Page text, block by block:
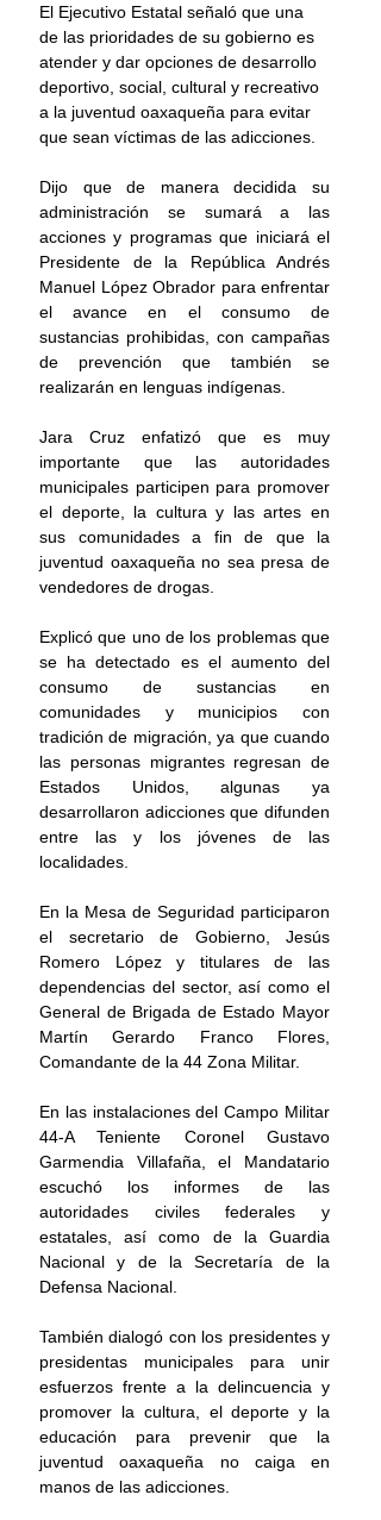
El Ejecutivo Estatal señaló que una
de las prioridades de su gobierno es
atender y dar opciones de desarrollo
deportivo, social, cultural y recreativo
a la juventud oaxaqueña para evitar
que sean víctimas de las adicciones.
Dijo que de manera decidida su
administración se sumará a las
acciones y programas que iniciará el
Presidente de la República Andrés
Manuel López Obrador para enfrentar
el avance en el consumo de
sustancias prohibidas, con campañas
de prevención que también se
realizarán en lenguas indígenas.
Jara Cruz enfatizó que es muy
importante que las autoridades
municipales participen para promover
el deporte, la cultura y las artes en
sus comunidades a fin de que la
juventud oaxaqueña no sea presa de
vendedores de drogas.
Explicó que uno de los problemas que
se ha detectado es el aumento del
consumo de sustancias en
comunidades y municipios con
tradición de migración, ya que cuando
las personas migrantes regresan de
Estados Unidos, algunas ya
desarrollaron adicciones que difunden
entre las y los jóvenes de las
localidades.
En la Mesa de Seguridad participaron
el secretario de Gobierno, Jesús
Romero López y titulares de las
dependencias del sector, así como el
General de Brigada de Estado Mayor
Martín Gerardo Franco Flores,
Comandante de la 44 Zona Militar.
En las instalaciones del Campo Militar
44-A Teniente Coronel Gustavo
Garmendia Villafaña, el Mandatario
escuchó los informes de las
autoridades civiles federales y
estatales, así como de la Guardia
Nacional y de la Secretaría de la
Defensa Nacional.
También dialogó con los presidentes y
presidentas municipales para unir
esfuerzos frente a la delincuencia y
promover la cultura, el deporte y la
educación para prevenir que la
juventud oaxaqueña no caiga en
manos de las adicciones.